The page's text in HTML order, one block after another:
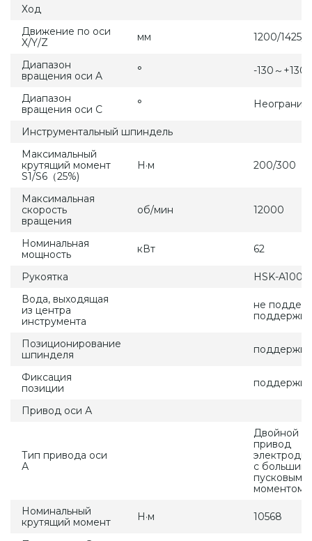
Ход
Движение по оси
X/Y/Z
мм 1200/1425/
Диапазон
вращения оси A
° -130～+130
Диапазон
вращения оси C
°
Инструментальный шпиндель
Максимальный
крутящий момент
S1/S6（25%)
Н·м 200/300
Максимальная
скорость
вращения
об/мин 12000
Номинальная
мощность
кВт 62
Рукоятка
HSK-A100
Вода, выходящая
из центра
инструмента
не
Позиционирование
шпинделя
Фиксация
позиции
Привод оси А
Тип привода оси
А
Двойной
привод
с большим
пусковым
моментом
Номинальный
крутящий момент
Н·м 10568